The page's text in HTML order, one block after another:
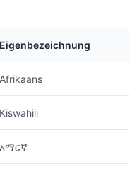
Eigenbezeichnung
Afrikaans
Kiswahili
አማርኛ